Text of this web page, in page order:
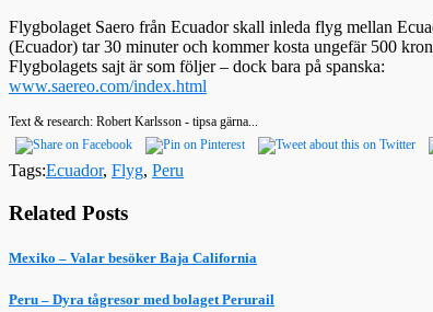
Flygbolaget Saero från Ecuador skall inleda flyg mellan
(Ecuador) tar 30 minuter och kommer kosta ungefär 500
Flygbolagets sajt är som följer – dock bara på spanska:
www.saereo.com/index.html
Text & research: Robert Karlsson - tipsa gärna...
Tags:Ecuador, Flyg, Peru
Related Posts
Mexiko – Valar besöker Baja California
Peru – Dyra tågresor med bolaget Perurail